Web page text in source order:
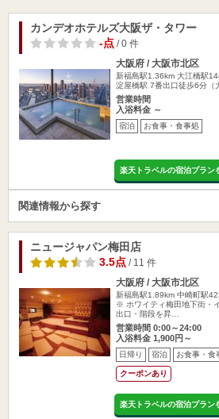
カンデオホテルズ大阪ザ・タワー
-点/ 0 件
大阪府 / 大阪市北区
新福島駅1.36km 大江橋駅
淀屋橋駅 7番出口徒歩6分（
営業時間
入浴料金 ～
宿泊 お食事・食事処
楽天トラベルの宿泊プラン
関連情報から探す
ニュージャパン梅田店
3.5点/ 11 件
大阪府 / 大阪市北区
新福島駅1.89km 中崎町駅
※ ホワイティ梅田地下街・
出口・階段を昇…
営業時間 0:00～24:00
入浴料金 1,900円～
日帰り 宿泊 お食事・食
クーポンあり
楽天トラベルの宿泊プラン